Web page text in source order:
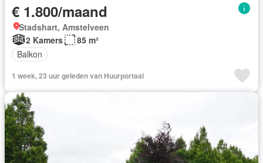
€ 1.800/maand
Stadshart, Amstelveen
2 Kamers
85 m²
Balkon
1 week, 23 uur geleden van Huurportaal